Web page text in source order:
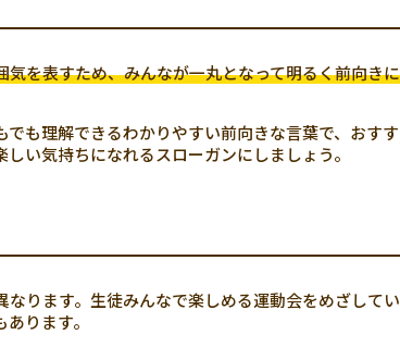
を表すため、みんなが一丸となって明るく前向き
も理解できるわかりやすい前向きな言葉で、おす
い気持ちになれるスローガンにしましょう。
ります。生徒みんなで楽しめる運動会をめざして
ります。